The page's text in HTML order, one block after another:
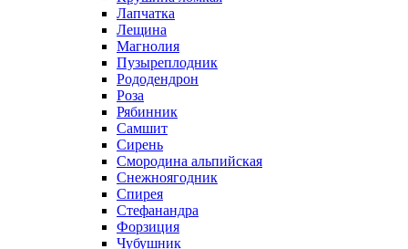
Лапчатка
Лещина
Магнолия
Пузыреплодник
Рододендрон
Роза
Рябинник
Самшит
Сирень
Смородина альпийская
Снежноягодник
Спирея
Стефанандра
Форзиция
Чубушник